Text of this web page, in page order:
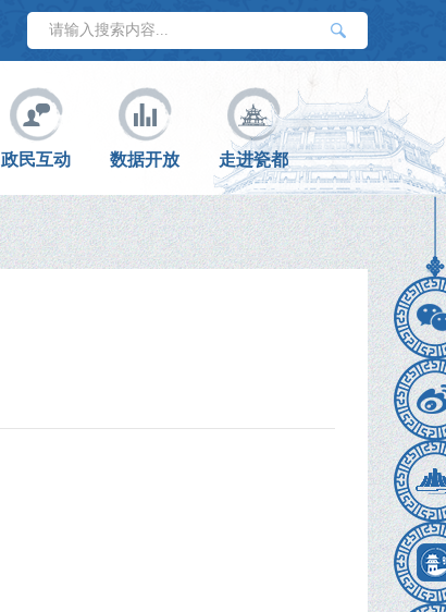
政民互动 数据开放 走进瓷都